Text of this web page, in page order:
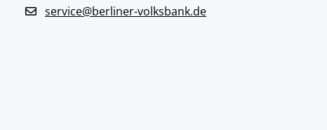
service@berliner-volksbank.de